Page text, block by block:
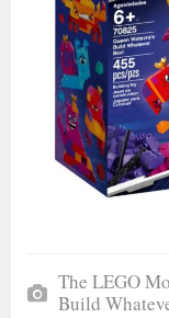
The LEGO
Build